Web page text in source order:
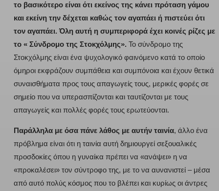
το βασικότερο είναι ότι εκείνος της κάνει πρόταση γάμου
και εκείνη την δέχεται καθώς τον αγαπάει ή πιστεύει ότι
τον αγαπάει. Όλη αυτή η συμπεριφορά έχει κοινές ρίζες με
το « Σύνδρομο της Στοκχόλμης». Το σύνδρομο της
Στοκχόλμης είναι ένα ψυχολογικό φαινόμενο κατά το οποίο
όμηροι εκφράζουν συμπάθεια και συμπόνοια και έχουν θετικά
συναισθήματα προς τους απαγωγείς τους, μερικές φορές σε
σημείο που να υπερασπίζονται και ταυτίζονται με τους
απαγωγείς και πολλές φορές τους ερωτεύονται.
Παράλληλα με όσα πάνε λάθος με αυτήν ταινία, άλλο ένα
πρόβλημα είναι ότι η ταινία αυτή δημιουργεί σεξουαλικές
προσδοκίες όπου η γυναίκα πρέπει να «ανάψει» η να
«προκαλέσει» τον σύντροφο της, με το να αυνανιστεί – μέσα
από αυτό πολύς κόσμος που το βλέπει και κυρίως οι άντρες